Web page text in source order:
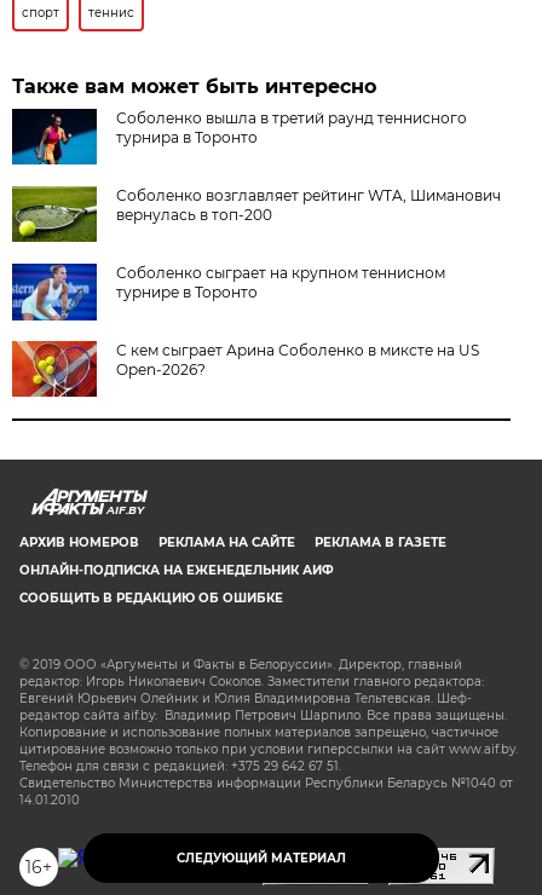
СЛЕДУЮЩИЙ МАТЕРИАЛ
спорт теннис
Также вам может быть интересно
Соболенко вышла в третий раунд теннисного
турнира в Торонто
Соболенко возглавляет рейтинг WTA, Шиманович
вернулась в топ-200
Соболенко сыграет на крупном теннисном
турнире в Торонто
С кем сыграет Арина Соболенко в миксте на US
Open-2026?
AIF.BY
АРХИВ НОМЕРОВ РЕКЛАМА НА САЙТЕ
РЕКЛАМА В ГАЗЕТЕ
ОНЛАЙН-ПОДПИСКА НА ЕЖЕНЕДЕЛЬНИК АИФ
СООБЩИТЬ В РЕДАКЦИЮ ОБ ОШИБКЕ
© 2019 ООО «Аргументы и Факты в Белоруссии». Директор, главный
редактор: Игорь Николаевич Соколов. Заместители главного редактора:
Евгений Юрьевич Олейник и Юлия Владимировна Тельтевская. Шеф-
редактор сайта aif.by: Владимир Петрович Шарпило. Все права защищены.
Копирование и использование полных материалов запрещено, частичное
цитирование возможно только при условии гиперссылки на сайт www.aif.by.
Телефон для связи с редакцией: +375 29 642 67 51.
Свидетельство Министерства информации Республики Беларусь №1040 от
14.01.2010
16+